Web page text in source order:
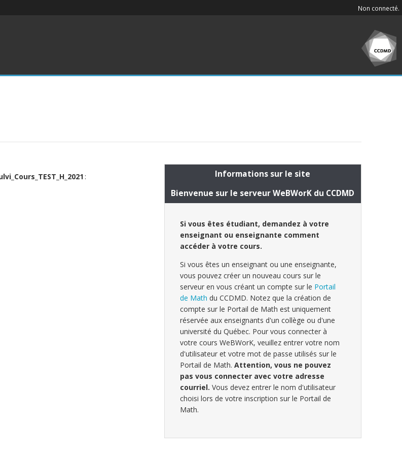
Non connecté.
:
Informations sur le site
Bienvenue sur le serveur WeBWorK du CCDMD
Si vous êtes étudiant, demandez à votre
enseignant ou enseignante comment
accéder à votre cours.
Si vous êtes un enseignant ou une enseignante,
vous pouvez créer un nouveau cours sur le
serveur en vous créant un compte sur le Portail
de Math du CCDMD. Notez que la création de
compte sur le Portail de Math est uniquement
réservée aux enseignants d'un collège ou d'une
université du Québec. Pour vous connecter à
votre cours WeBWorK, veuillez entrer votre nom
d'utilisateur et votre mot de passe utilisés sur le
Portail de Math. Attention, vous ne pouvez
pas vous connecter avec votre adresse
courriel. Vous devez entrer le nom d'utilisateur
choisi lors de votre inscription sur le Portail de
Math.